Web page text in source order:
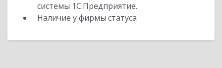
системы 1С:Предприятие.
Наличие у фирмы статуса